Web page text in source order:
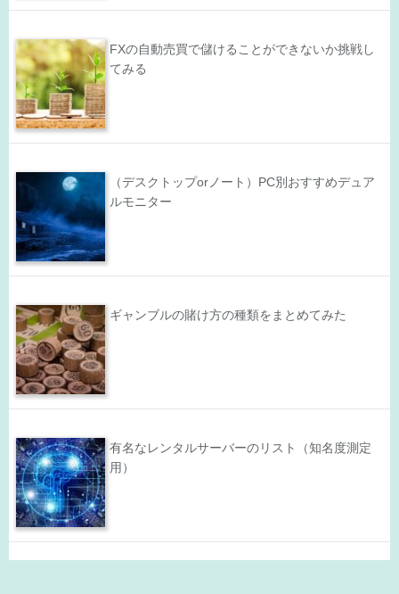
FXの自動売買で儲けることができないか挑戦し
てみる
（デスクトップorノート）PC別おすすめデュア
ルモニター
ギャンブルの賭け方の種類をまとめてみた
有名なレンタルサーバーのリスト（知名度測定
用）